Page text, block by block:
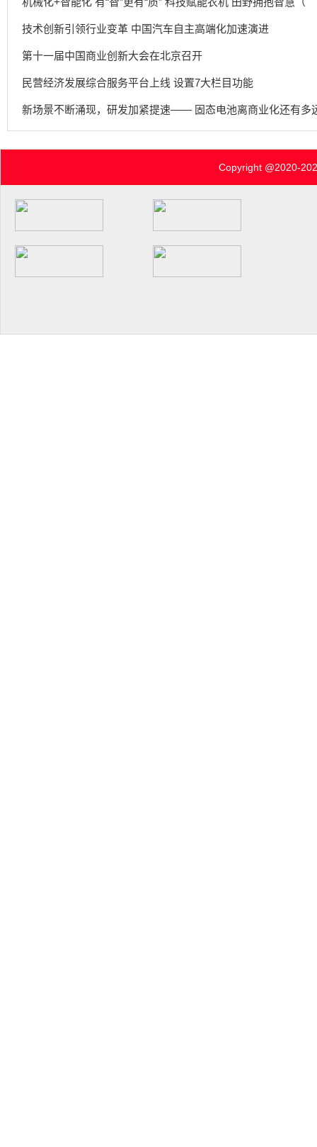
技术创新引领行业变革 中国汽车自主高端化加速演进
第十一届中国商业创新大会在北京召开
民营经济发展综合服务平台上线 设置7大栏目功能
新场景不断涌现，研发加紧提速—— 固态电池离商业化还有多
Copyright @2020-